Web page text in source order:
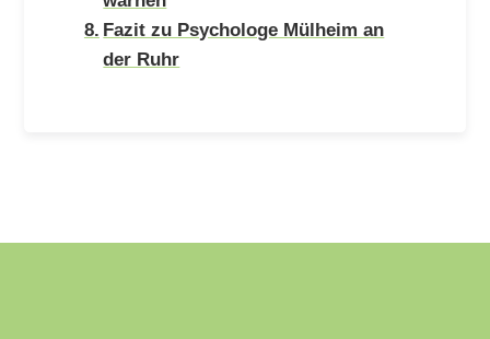
Fazit zu Psychologe Mülheim an
der Ruhr